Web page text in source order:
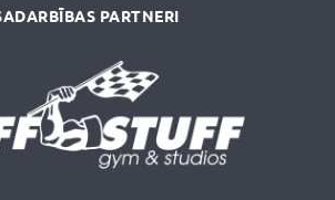
PARTNERI